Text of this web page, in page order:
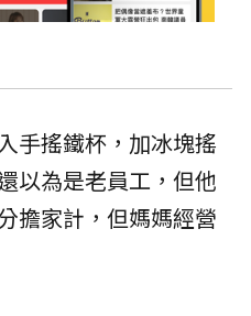
手搖鐵杯，加冰塊搖
以為是老員工，但他
擔家計，但媽媽經營